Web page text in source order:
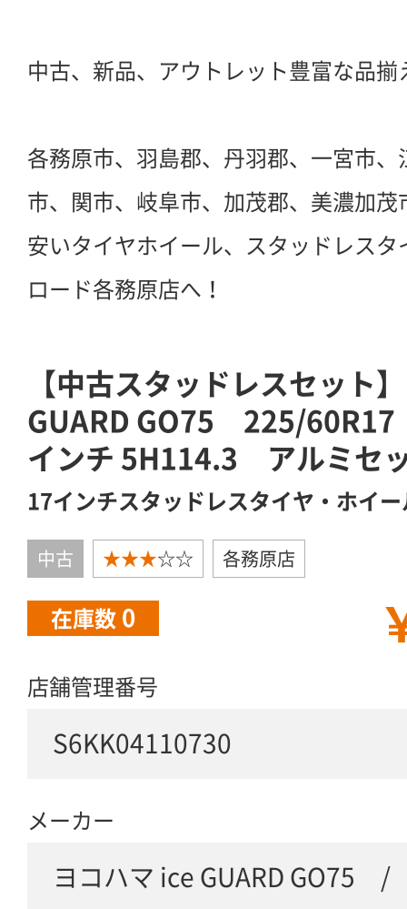
中古、新品、アウトレット豊富な品揃
各務原市、羽島郡、丹羽郡、一宮市
市、関市、岐阜市、加茂郡、美濃加茂
安いタイヤホイール、スタッドレス
ロード各務原店へ！
【中古スタッドレスセット
GUARD GO75 225/
インチ 5H114.3 アルミセ
17インチスタッドレスタイヤ・ホイ
中古 ★★★☆☆ 各務原店
在庫数 0
店舗管理番号
S6KK04110730
メーカー
ヨコハマ ice GUARD GO75 /